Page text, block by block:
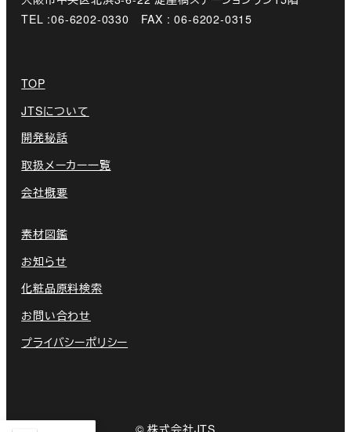
TEL :06-6202-0330 FAX : 06-6202-0315
TOP
JTSについて
開発秘話
取扱メーカー一覧
会社概要
素材図鑑
お知らせ
化粧品原料検索
お問い合わせ
プライバシーポリシー